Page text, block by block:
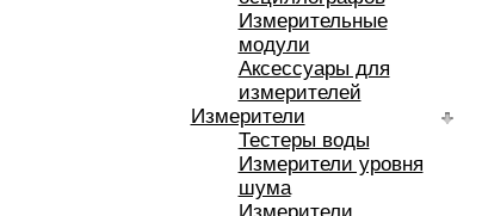
Измерительные
модули
Аксессуары для
измерителей
Измерители
Тестеры воды
Измерители уровня
шума